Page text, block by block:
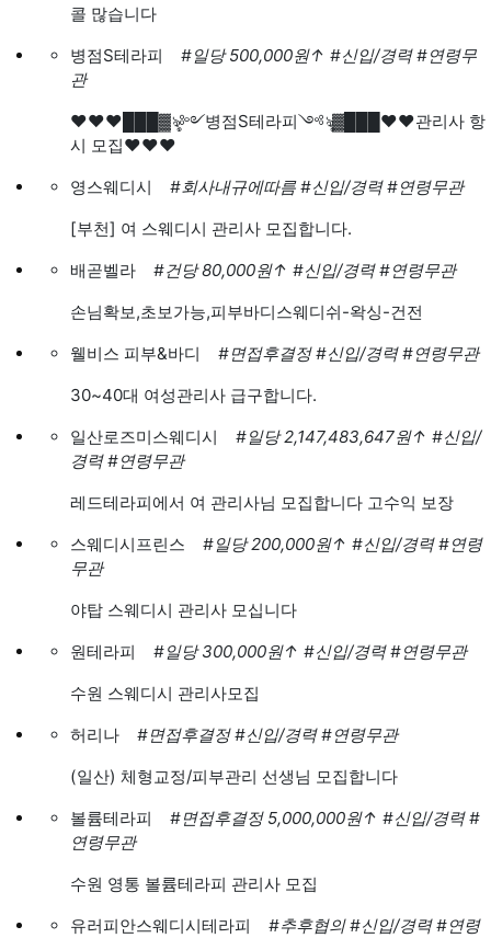
콜 많습니다
병점S테라피
#일당 500,000원↑ #신입/경력 #연령무
관
❤️❤️❤️███▓ৡ༻병점S테라피༺ৡ▓███❤️❤️관리사 항
시 모집❤️❤️❤️
영스웨디시
#회사내규에따름 #신입/경력 #연령무관
[부천] 여 스웨디시 관리사 모집합니다.
배곧벨라
#건당 80,000원↑ #신입/경력 #연령무관
손님확보,초보가능,피부바디스웨디쉬-왁싱-건전
웰비스 피부&바디
#면접후결정 #신입/경력 #연령무관
30~40대 여성관리사 급구합니다.
일산로즈미스웨디시
#일당 2,147,483,647원↑ #신입/
경력 #연령무관
레드테라피에서 여 관리사님 모집합니다 고수익 보장
스웨디시프린스
#일당 200,000원↑ #신입/경력 #연령
무관
야탑 스웨디시 관리사 모십니다
원테라피
#일당 300,000원↑ #신입/경력 #연령무관
수원 스웨디시 관리사모집
허리나
#면접후결정 #신입/경력 #연령무관
(일산) 체형교정/피부관리 선생님 모집합니다
볼륨테라피
#면접후결정 5,000,000원↑ #신입/경력 #
연령무관
수원 영통 볼륨테라피 관리사 모집
유러피안스웨디시테라피
#추후협의 #신입/경력 #연령